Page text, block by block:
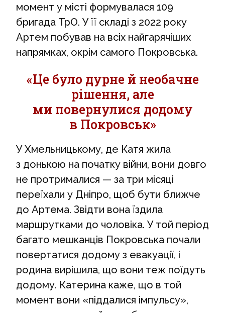
момент у місті формувалася 109
бригада ТрО. У її складі з 2022 року
Артем побував на всіх найгарячіших
напрямках, окрім самого Покровська.
«Це було дурне й необачне
рішення, але
ми повернулися додому
в Покровськ»
У Хмельницькому, де Катя жила
з донькою на початку війни, вони довго
не протрималися — за три місяці
переїхали у Дніпро, щоб бути ближче
до Артема. Звідти вона їздила
маршрутками до чоловіка. У той період
багато мешканців Покровська почали
повертатися додому з евакуації, і
родина вирішила, що вони теж поїдуть
додому. Катерина каже, що в той
момент вони «піддалися імпульсу»,